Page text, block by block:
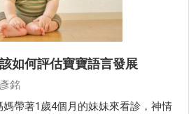
如何評估寶寶語言發展
銘
帶著1歲4個月的妹妹來看診，神情